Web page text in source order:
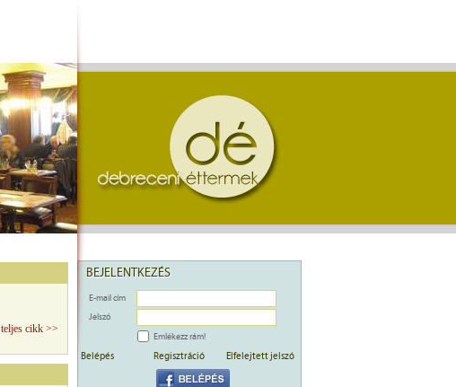
teljes cikk >>
BEJELENTKEZÉS
E-mail cím
Jelszó
Emlékezz rám!
Belépés Regisztráció Elfelejtett jelszó